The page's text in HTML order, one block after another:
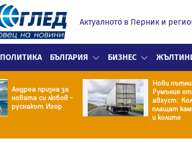
Актуалното в Перник и
ПОЛИТИКА БЪЛГАРИЯ БИЗНЕС
Андреа призна за
новата си любов –
руснакът Игор
Нови
Румъния
август:
плащат
и колите